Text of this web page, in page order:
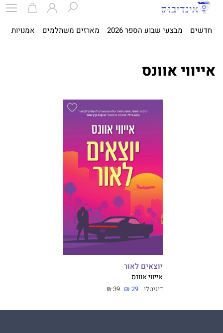
חדשים מבצעי שבוע הספר 2026 מארזים משתלמים אמנויות
אייווי אוונס
יוצאים לאור
אייווי אוונס
דיגיטלי 29 ₪
39 ₪